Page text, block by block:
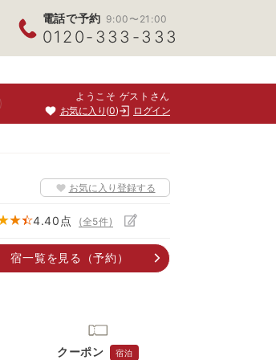
電話で予約 9:00〜21:00
0120-333-333
ようこそ ゲストさん
お気に入り 0 ログイン
お気に入り登録する
4.40 点 (全5件)
宿一覧を見る （予約）
クーポン 宿泊